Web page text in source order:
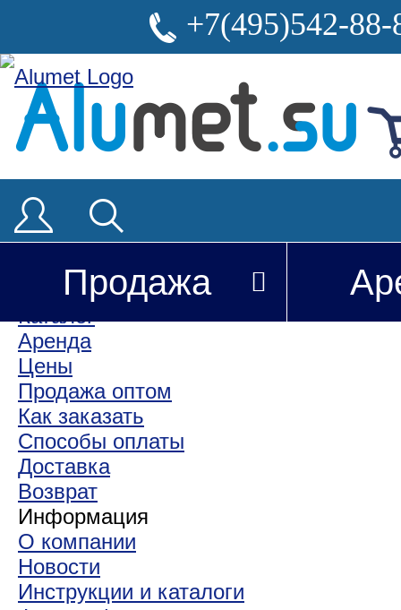
+7(495)542-88-
Продажа
Покупателю
Каталог
Аренда
Цены
Продажа оптом
Как заказать
Способы оплаты
Доставка
Возврат
Информация
О компании
Новости
Инструкции и каталоги